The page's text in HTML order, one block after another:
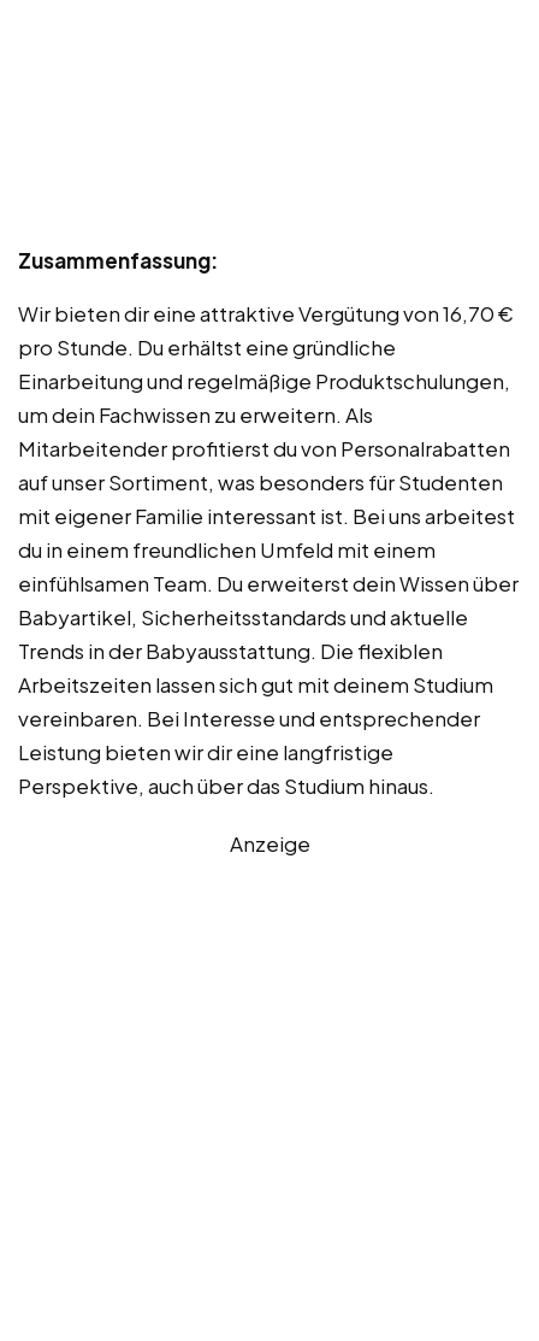
Zusammenfassung:
Wir bieten dir eine attraktive Vergütung von 16,70 €
pro Stunde. Du erhältst eine gründliche
Einarbeitung und regelmäßige Produktschulungen,
um dein Fachwissen zu erweitern. Als
Mitarbeitender profitierst du von Personalrabatten
auf unser Sortiment, was besonders für Studenten
mit eigener Familie interessant ist. Bei uns arbeitest
du in einem freundlichen Umfeld mit einem
einfühlsamen Team. Du erweiterst dein Wissen über
Babyartikel, Sicherheitsstandards und aktuelle
Trends in der Babyausstattung. Die flexiblen
Arbeitszeiten lassen sich gut mit deinem Studium
vereinbaren. Bei Interesse und entsprechender
Leistung bieten wir dir eine langfristige
Perspektive, auch über das Studium hinaus.
Anzeige